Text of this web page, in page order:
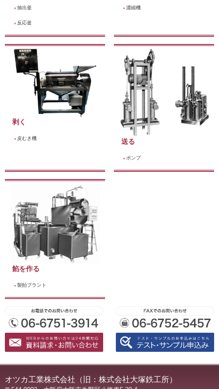
抽出釜
反応釜
濃縮機
剥く
皮むき機 送る
ポンプ
餡を作る
製飴プラント
オツカ工業株式会社（旧：株式会社大塚鉄工所）